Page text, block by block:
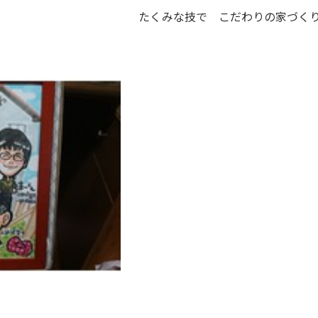
たくみな技で こだわりの家づく